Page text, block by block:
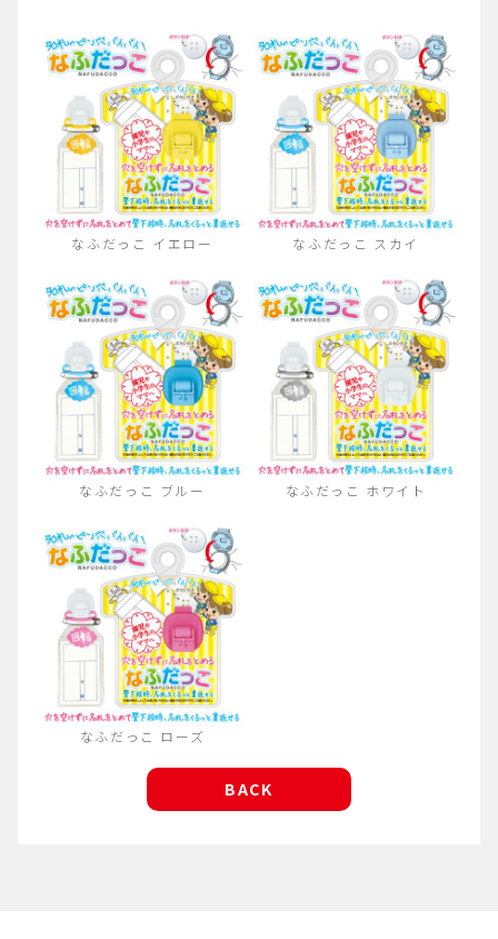
なふだっこ イエロー なふだっこ スカイ
なふだっこ ブルー なふだっこ ホワイト
なふだっこ ローズ
BACK